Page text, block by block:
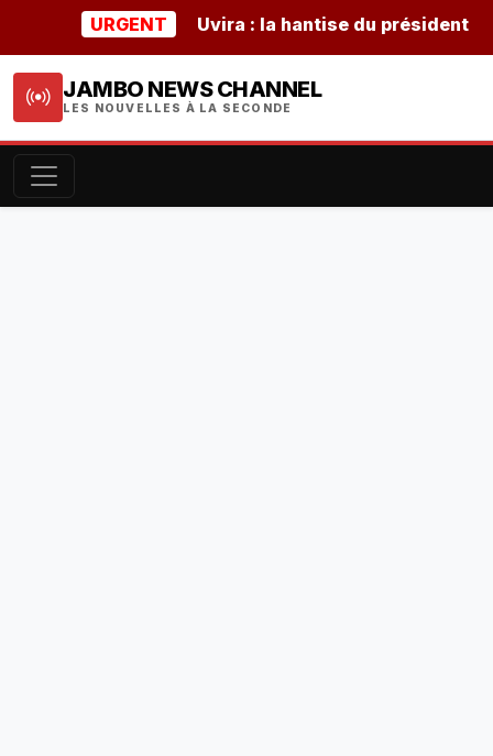
URGENT Uvira : la hantise du président
JAMBO NEWS CHANNEL
LES NOUVELLES À LA SECONDE